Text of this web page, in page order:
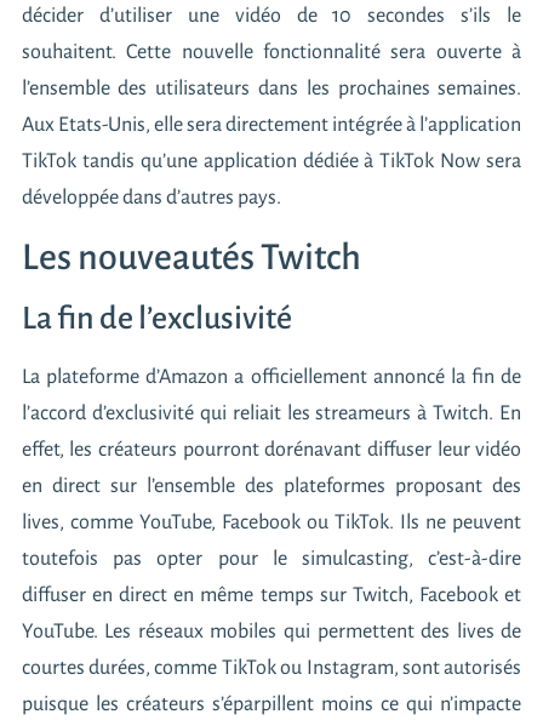
décider d’utiliser une vidéo de 10 secondes s’ils le
souhaitent. Cette nouvelle fonctionnalité sera ouverte à
l’ensemble des utilisateurs dans les prochaines semaines.
Aux Etats-Unis, elle sera directement intégrée à l’application
TikTok tandis qu’une application dédiée à TikTok Now sera
développée dans d’autres pays.
Les nouveautés Twitch
La fin de l’exclusivité
La plateforme d’Amazon a officiellement annoncé la fin de
l’accord d’exclusivité qui reliait les streameurs à Twitch. En
effet, les créateurs pourront dorénavant diffuser leur vidéo
en direct sur l’ensemble des plateformes proposant des
lives, comme YouTube, Facebook ou TikTok. Ils ne peuvent
toutefois pas opter pour le simulcasting, c’est-à-dire
diffuser en direct en même temps sur Twitch, Facebook et
YouTube. Les réseaux mobiles qui permettent des lives de
courtes durées, comme TikTok ou Instagram, sont autorisés
puisque les créateurs s’éparpillent moins ce qui n’impacte